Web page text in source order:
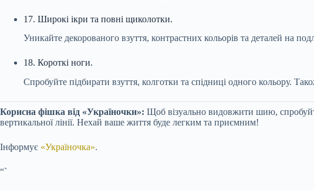
17. Широкі ікри та повні щиколотки.
Уникайте декорованого взуття, контрастних кольорів та деталей на
18. Короткі ноги.
Спробуйте підбирати взуття, колготки та спідниці одного кольору.
Корисна фішка від «Україночки»: Щоб візуально видовжити шию,
вертикальної лінії. Нехай ваше життя буде легким та приємним!
Інформує «Україночка».
“`